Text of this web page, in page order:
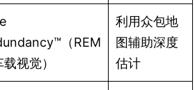
（REM
视觉）
利用众包地
图辅助深度
估计